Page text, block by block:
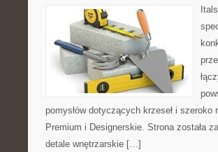
pomysłów dotyczących krzeseł i
Premium i Designerskie. Strona została
detale wnętrzarskie […]